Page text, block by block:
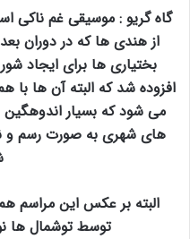
گاه گریو : موسیقی غم ناکی
از هندی ها که در دوران
بختیاری ها برای ایجاد
افزوده شد که البته آن ها با
می شود که بسیار اندوهگین
های شهری به صورت رسم و
البته بر عکس این مراسم
توسط توشمال ها